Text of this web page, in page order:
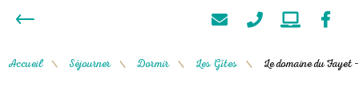
Accueil / Séjourner / Dormir / Les Gîtes / Le domaine du